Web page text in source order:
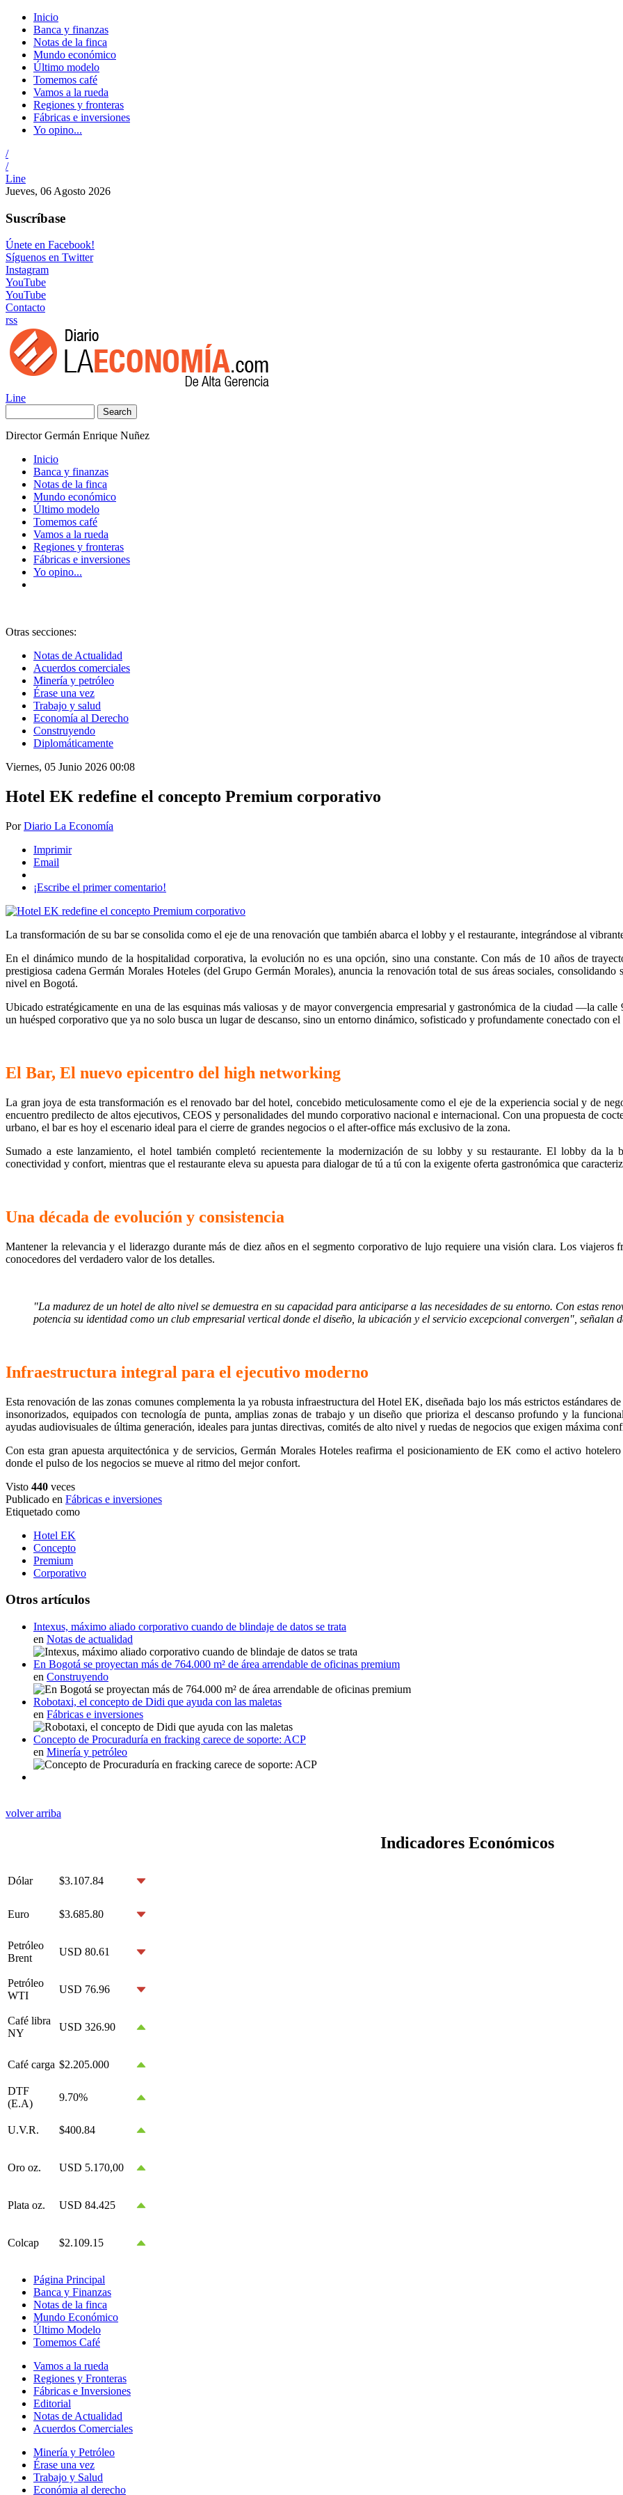
Inicio
Banca y finanzas
Notas de la finca
Mundo económico
Último modelo
Tomemos café
Vamos a la rueda
Regiones y fronteras
Fábricas e inversiones
Yo opino...
/
/
Line
Jueves, 06 Agosto 2026
Suscríbase
Únete en Facebook!
Síguenos en Twitter
Instagram
YouTube
YouTube
Contacto
rss
Line
Search
Director Germán Enrique Nuñez
Inicio
Banca y finanzas
Notas de la finca
Mundo económico
Último modelo
Tomemos café
Vamos a la rueda
Regiones y fronteras
Fábricas e inversiones
Yo opino...
Otras secciones:
Notas de Actualidad
Acuerdos comerciales
Minería y petróleo
Érase una vez
Trabajo y salud
Economía al Derecho
Construyendo
Diplomáticamente
Viernes, 05 Junio 2026 00:08
Hotel EK redefine el concepto Premium corporativo
PorDiario La Economía
Imprimir
Email
¡Escribe el primer comentario!
La transformación de su bar se consolida como el eje de una renovación que también abarca el lobby y el restaurante, integrándose al
En el dinámico mundo de la hospitalidad corporativa, la evolución no es una opción, sino una constante. Con más de 10 años de
prestigiosa cadena Germán Morales Hoteles (del Grupo Germán Morales), anuncia la renovación total de sus áreas sociales,
nivel en Bogotá.
Ubicado estratégicamente en una de las esquinas más valiosas y de mayor convergencia empresarial y gastronómica de la ciudad —la
un huésped corporativo que ya no solo busca un lugar de descanso, sino un entorno dinámico, sofisticado y profundamente conectado con
El Bar, El nuevo epicentro del high networking
La gran joya de esta transformación es el renovado bar del hotel, concebido meticulosamente como el eje de la experiencia social y de
encuentro predilecto de altos ejecutivos, CEOS y personalidades del mundo corporativo nacional e internacional. Con una propuesta de
urbano, el bar es hoy el escenario ideal para el cierre de grandes negocios o el after-office más exclusivo de la zona.
Sumado a este lanzamiento, el hotel también completó recientemente la modernización de su lobby y su restaurante. El lobby da
conectividad y confort, mientras que el restaurante eleva su apuesta para dialogar de tú a tú con la exigente oferta gastronómica que
Una década de evolución y consistencia
Mantener la relevancia y el liderazgo durante más de diez años en el segmento corporativo de lujo requiere una visión clara. Los viajeros
conocedores del verdadero valor de los detalles.
"La madurez de un hotel de alto nivel se demuestra en su capacidad para anticiparse a las necesidades de su entorno. Con estas
potencia su identidad como un club empresarial vertical donde el diseño, la ubicación y el servicio excepcional convergen", señalan
Infraestructura integral para el ejecutivo moderno
Esta renovación de las zonas comunes complementa la ya robusta infraestructura del Hotel EK, diseñada bajo los más estrictos estándares
insonorizados, equipados con tecnología de punta, amplias zonas de trabajo y un diseño que prioriza el descanso profundo y la
ayudas audiovisuales de última generación, ideales para juntas directivas, comités de alto nivel y ruedas de negocios que exigen máxima
Con esta gran apuesta arquitectónica y de servicios, Germán Morales Hoteles reafirma el posicionamiento de EK como el activo
donde el pulso de los negocios se mueve al ritmo del mejor confort.
Visto 440 veces
Publicado en Fábricas e inversiones
Etiquetado como
Hotel EK
Concepto
Premium
Corporativo
Otros artículos
Intexus, máximo aliado corporativo cuando de blindaje de datos se trata
en Notas de actualidad
En Bogotá se proyectan más de 764.000 m² de área arrendable de oficinas premium
en Construyendo
Robotaxi, el concepto de Didi que ayuda con las maletas
en Fábricas e inversiones
Concepto de Procuraduría en fracking carece de soporte: ACP
en Minería y petróleo
volver arriba
Indicadores Económicos
Dólar $3.107.84
Euro $3.685.80
Petróleo
Brent
USD 80.61
Petróleo
WTI
USD 76.96
Café libra
NY
USD 326.90
Café carga $2.205.000
DTF
(E.A)
9.70%
U.V.R. $400.84
Oro oz. USD 5.170,00
Plata oz. USD 84.425
Colcap $2.109.15
Página Principal
Banca y Finanzas
Notas de la finca
Mundo Económico
Último Modelo
Tomemos Café
Vamos a la rueda
Regiones y Fronteras
Fábricas e Inversiones
Editorial
Notas de Actualidad
Acuerdos Comerciales
Minería y Petróleo
Érase una vez
Trabajo y Salud
Económia al derecho